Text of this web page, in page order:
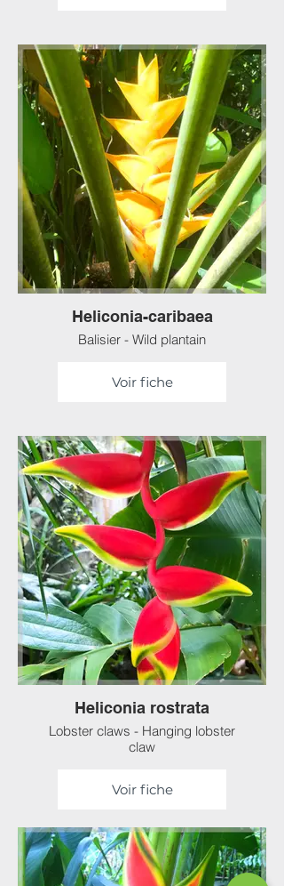
Heliconia-caribaea
Balisier - Wild plantain
Voir fiche
Heliconia rostrata
Lobster claws - Hanging lobster
claw
Voir fiche